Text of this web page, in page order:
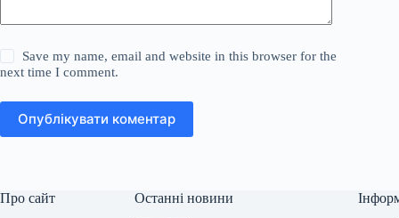
Save my name, email and website in this browser for the
next time I comment.
Опублікувати коментар
Про сайт Останні новини